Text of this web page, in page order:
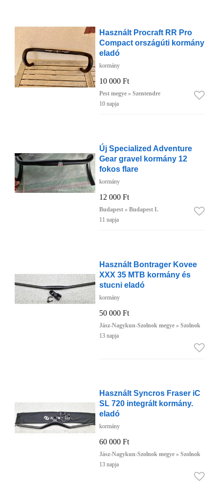
Használt Procraft RR Pro
Compact országúti kormány
eladó
kormány
10 000 Ft
Pest megye » Szentendre
10 napja
Új Specialized Adventure
Gear gravel kormány 12
fokos flare
kormány
12 000 Ft
Budapest » Budapest I.
11 napja
Használt Bontrager Kovee
XXX 35 MTB kormány és
stucni eladó
kormány
50 000 Ft
Jász-Nagykun-Szolnok megye » Szolnok
13 napja
Használt Syncros Fraser iC
SL 720 integrált kormány.
eladó
kormány
60 000 Ft
Jász-Nagykun-Szolnok megye » Szolnok
13 napja